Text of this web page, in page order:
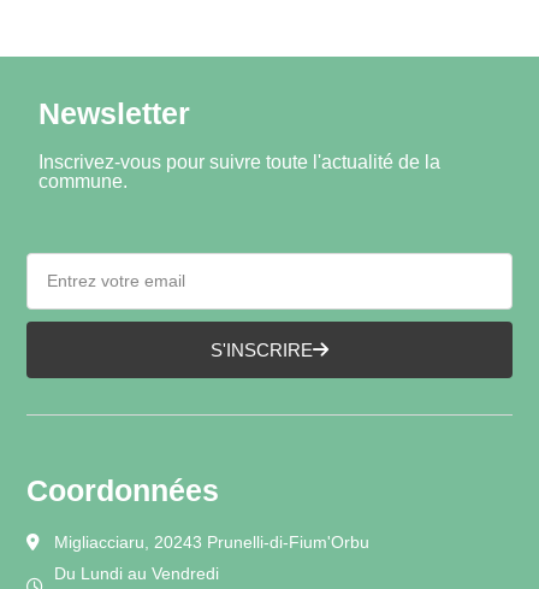
Newsletter
Inscrivez-vous pour suivre toute l'actualité de la
commune.
S'INSCRIRE
Coordonnées
Migliacciaru, 20243 Prunelli-di-Fium'Orbu
Du Lundi au Vendredi